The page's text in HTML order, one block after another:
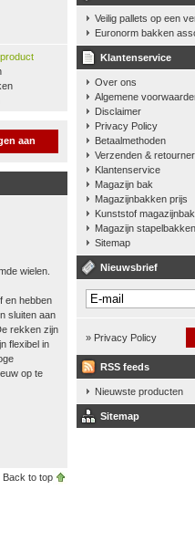
aan
wielen.
en hebben
sluiten aan
rekken zijn
flexibel in
op te
Back to top
Veilig pallets op een
Euronorm bakken
Klantenservice
Over ons
Algemene
Disclaimer
Privacy Policy
Betaalmethoden
Verzenden &
Klantenservice
Magazijn bak
Magazijnbakken prijs
Kunststof
Magazijn
Sitemap
Nieuwsbrief
» Privacy Policy
RSS feeds
Nieuwste producten
Sitemap